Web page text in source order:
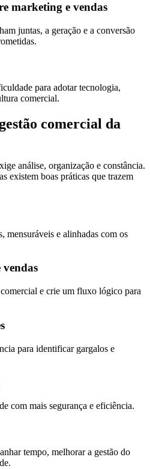
marketing e vendas
juntas, a geração e a conversão
para adotar tecnologia,
comercial.
comercial da
análise, organização e constância.
existem boas práticas que trazem
mensuráveis e alinhadas com os
vendas
e crie um fluxo lógico para
para identificar gargalos e
com mais segurança e eficiência.
tempo, melhorar a gestão do